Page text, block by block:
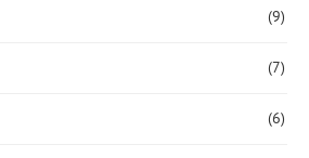
(9)
(7)
(6)